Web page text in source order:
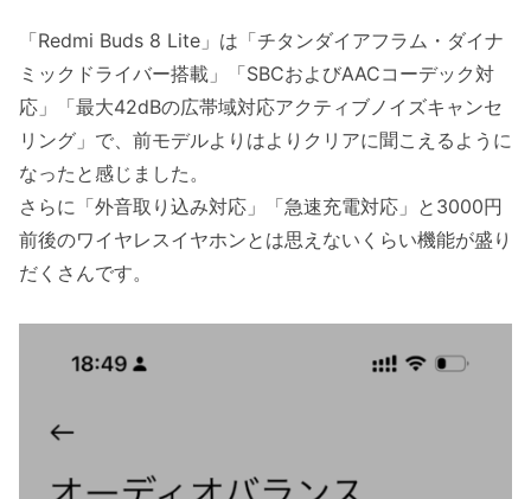
「Redmi Buds 8 Lite」は「チタンダイアフラム・ダイナ
ミックドライバー搭載」「SBCおよびAACコーデック対
応」「最大42dBの広帯域対応アクティブノイズキャンセ
リング」で、前モデルよりはよりクリアに聞こえるように
なったと感じました。
さらに「外音取り込み対応」「急速充電対応」と3000円
前後のワイヤレスイヤホンとは思えないくらい機能が盛り
だくさんです。